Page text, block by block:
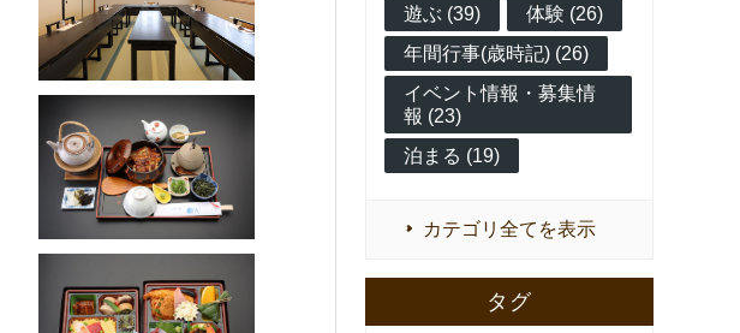
遊ぶ (39)
体験 (26)
年間行事(歳時記) (26)
イベント情報・募集情
報 (23)
泊まる (19)
カテゴリ全てを表示
タグ